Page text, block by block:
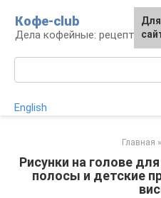
контенту
Кофе-club
Дела кофейные: рецепты и
English
Главная »
Рисунки на голове
полосы и детские